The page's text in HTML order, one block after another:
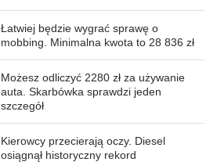
Łatwiej będzie wygrać sprawę o
mobbing. Minimalna kwota to 28 836 zł
Możesz odliczyć 2280 zł za używanie
auta. Skarbówka sprawdzi jeden
szczegół
Kierowcy przecierają oczy. Diesel
osiągnął historyczny rekord